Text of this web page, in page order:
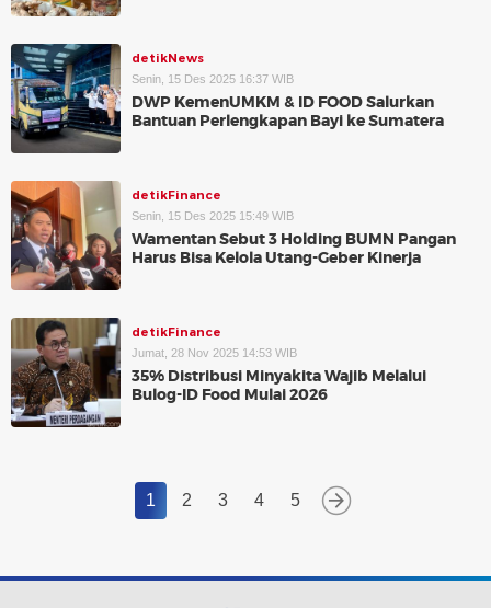
detikNews
Senin, 15 Des 2025 16:37 WIB
DWP KemenUMKM & ID FOOD Salurkan
Bantuan Perlengkapan Bayi ke Sumatera
detikFinance
Senin, 15 Des 2025 15:49 WIB
Wamentan Sebut 3 Holding BUMN Pangan
Harus Bisa Kelola Utang-Geber Kinerja
detikFinance
Jumat, 28 Nov 2025 14:53 WIB
35% Distribusi Minyakita Wajib Melalui
Bulog-ID Food Mulai 2026
1 2 3 4 5